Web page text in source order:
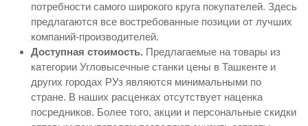
потребности самого широкого круга покупателей. Здесь
предлагаются все востребованные позиции от лучших
компаний-производителей.
Доступная стоимость. Предлагаемые на товары из
категории Угловысечные станки цены в Ташкенте и
других городах РУз являются минимальными по
стране. В наших расценках отсутствует наценка
посредников. Более того, акции и персональные скидки